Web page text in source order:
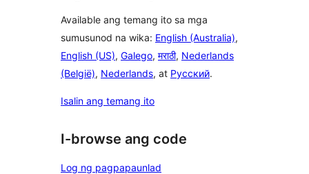
Available ang temang ito sa mga
sumusunod na wika: English (Australia),
English (US), Galego, मराठी, Nederlands
(België), Nederlands, at Русский.
Isalin ang temang ito
I-browse ang code
Log ng pagpapaunlad